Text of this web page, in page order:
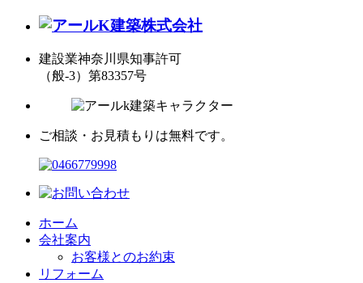
建設業神奈川県知事許可
（般-3）第83357号
ご相談・お見積もりは無料です。
ホーム
会社案内
お客様とのお約束
リフォーム